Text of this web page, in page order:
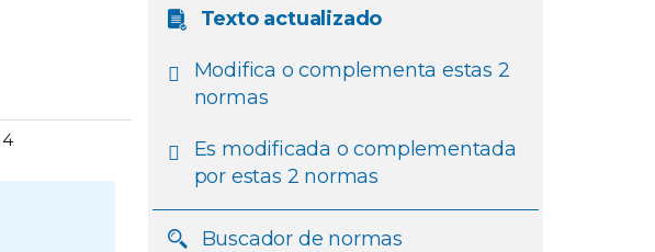
4
Texto actualizado
Modifica o complementa estas 2
normas
Es modificada o complementada
por estas 2 normas
Buscador de normas